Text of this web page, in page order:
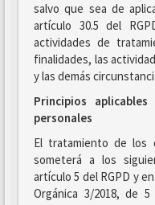
salvo que sea de
artículo 30.5 del
actividades de
finalidades, las
y las demás
Principios
personales
El tratamiento de los
someterá a los
artículo 5 del RGPD y
Orgánica 3/2018, de